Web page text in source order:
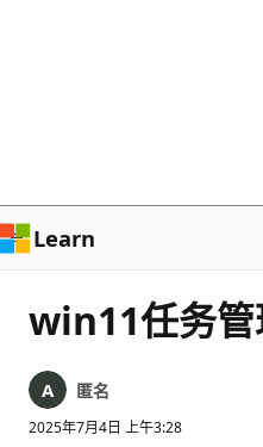
容
Learn
win11任务管
匿名
2025年7月4日 上午3:28